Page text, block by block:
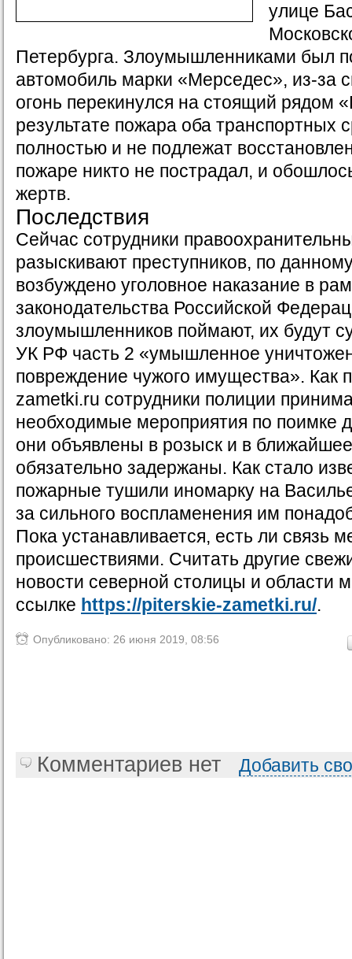
улице
Петербурга. Злоумышленниками был
автомобиль марки «Мерседес», из-за
огонь перекинулся на стоящий рядом
результате пожара оба транспортных
полностью и не подлежат
пожаре никто не пострадал, и
жертв.
Последствия
Сейчас сотрудники
разыскивают преступников, по
возбуждено уголовное наказание в
законодательства Российской
злоумышленников поймают, их будут
УК РФ часть 2 «умышленное
повреждение чужого имущества». Как
zametki.ru сотрудники полиции
необходимые мероприятия по поимке
они объявлены в розыск и в
обязательно задержаны. Как стало
пожарные тушили иномарку на
за сильного воспламенения им
Пока устанавливается, есть ли связь
происшествиями. Считать другие
новости северной столицы и области
ссылке https://piterskie-zametki.ru/.
Опубликовано: 26 июня 2019, 08:56
Комментариев нет Добавить